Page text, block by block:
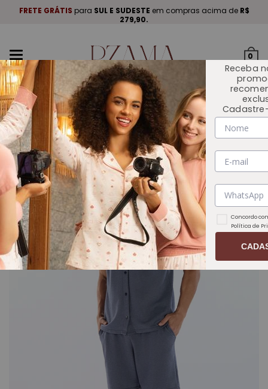
FRETE GRÁTIS para SUL E SUDESTE em compras acima de R$
279,90.
navegação
0
INÍCIO OUTLET 🏷️
Receba
Concordo
Política de